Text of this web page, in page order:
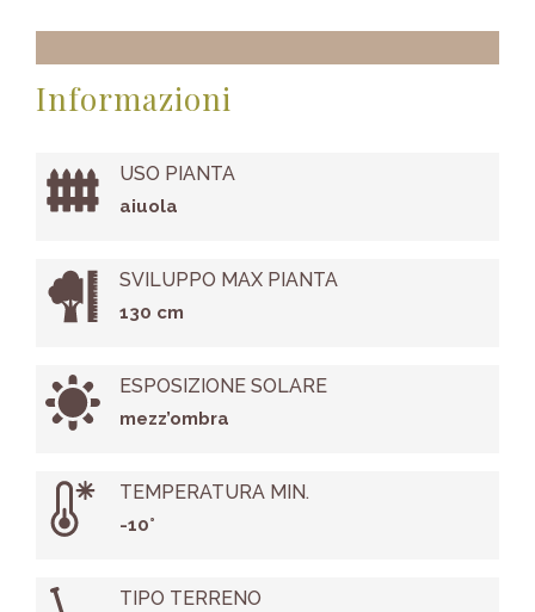
Informazioni
USO PIANTA
aiuola
SVILUPPO MAX PIANTA
130 cm
ESPOSIZIONE SOLARE
mezz’ombra
TEMPERATURA MIN.
-10°
TIPO TERRENO